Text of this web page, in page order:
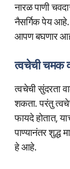
नारळ पाणी
नैसर्गिक पेय
आपण बघणार
त्वचेची
त्वचेची सुंदरता
शकता. परंतु
फायदे होतात,
पाण्यानंतर शुद्ध
हे आहे.